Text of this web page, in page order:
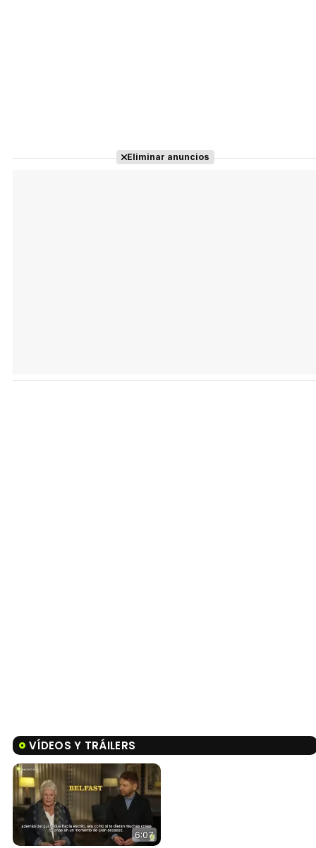
Eliminar anuncios
VÍDEOS Y TRÁILERS
6:07